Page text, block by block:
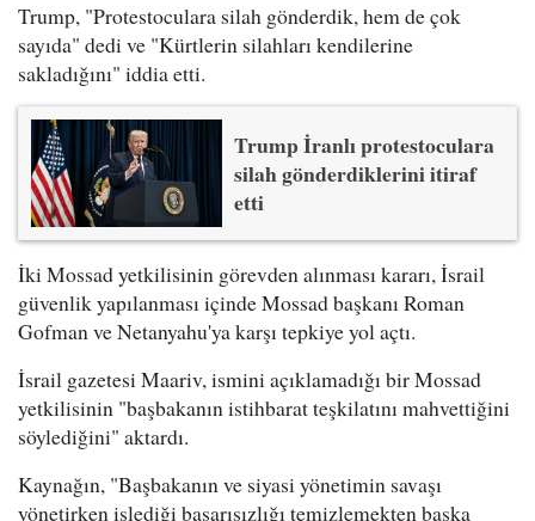
Trump, "Protestoculara silah gönderdik, hem de çok
sayıda" dedi ve "Kürtlerin silahları kendilerine
sakladığını" iddia etti.
Trump İranlı protestoculara
silah gönderdiklerini itiraf
etti
İki Mossad yetkilisinin görevden alınması kararı, İsrail
güvenlik yapılanması içinde Mossad başkanı Roman
Gofman ve Netanyahu'ya karşı tepkiye yol açtı.
İsrail gazetesi Maariv, ismini açıklamadığı bir Mossad
yetkilisinin "başbakanın istihbarat teşkilatını mahvettiğini
söylediğini" aktardı.
Kaynağın, "Başbakanın ve siyasi yönetimin savaşı
yönetirken işlediği başarısızlığı temizlemekten başka